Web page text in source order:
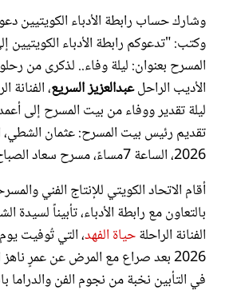
وشارك حساب رابطة الأدباء الكويتيين
وكتب: "تدعوكم رابطة الأدباء الكويتيين
المسرح بعنوان: ليلة وفاء.. لذكرى من رحلوا
الأديب الراحلعبدالعزيز السريع، الفنانة
ليلة تقدير ووفاء من بيت المسرح إلى
2026، الساعة 7مساءً، مسرح سعاد الصباح رابطة الأدباء".
أقام الاتحاد الكويتي للإنتاج الفني
بالتعاون مع رابطة الأدباء، تأبيناً لسيدة
الفنانة الراحلةحياة الفهد
في التأبين نخبة من نجوم الفن والدراما
غلاف رفمي